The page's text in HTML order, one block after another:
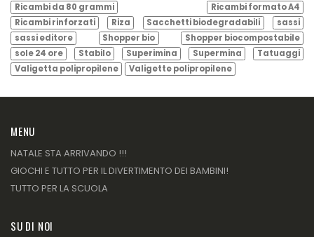
Ricambi da 80 grammi
Ricambi formato A4
Ricambi rinforzati
Riza Sacchetti biodegradabili
sassi
sassi editore
Shopper bio
Shopper biocompostabile
sole 24 ore
Stabilo Superimina Supermina
Tatuaggi
Valigetta polipropilene
Valigette polipropilene
MENU
NATALE STA ARRIVANDO !!!
GIOCHI E TUTTO PER IL DIVERTIMENTO DEI BAMBINI!
TUTTO PER LA SCUOLA
SU DI NOI